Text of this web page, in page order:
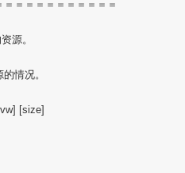
＝＝＝＝＝＝＝＝＝＝
源。
情况。
[size]